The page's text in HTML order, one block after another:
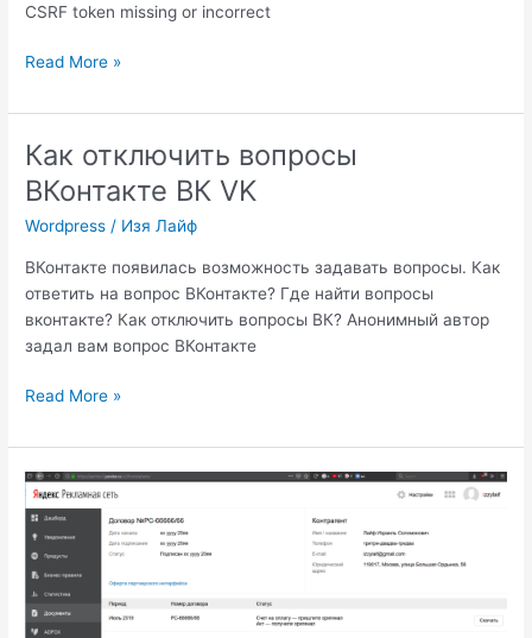
CSRF token missing or incorrect
CSRF
missing
or
incorrect
Инстаграм
Read More »
Как отключить вопросы
ВКонтакте ВК VK
Wordpress / Изя Лайф
ВКонтакте появилась возможность задавать вопросы. Как
ответить на вопрос ВКонтакте? Где найти вопросы
вконтакте? Как отключить вопросы ВК? Анонимный автор
задал вам вопрос ВКонтакте
Как
вопросы
ВКонтакте
ВК
VK
Read More »